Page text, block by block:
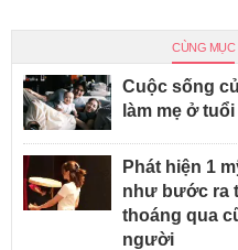
CÙNG MỤC
Cuộc sống
làm mẹ ở tuổi
Phát hiện 1
như bước ra
thoáng qua
người